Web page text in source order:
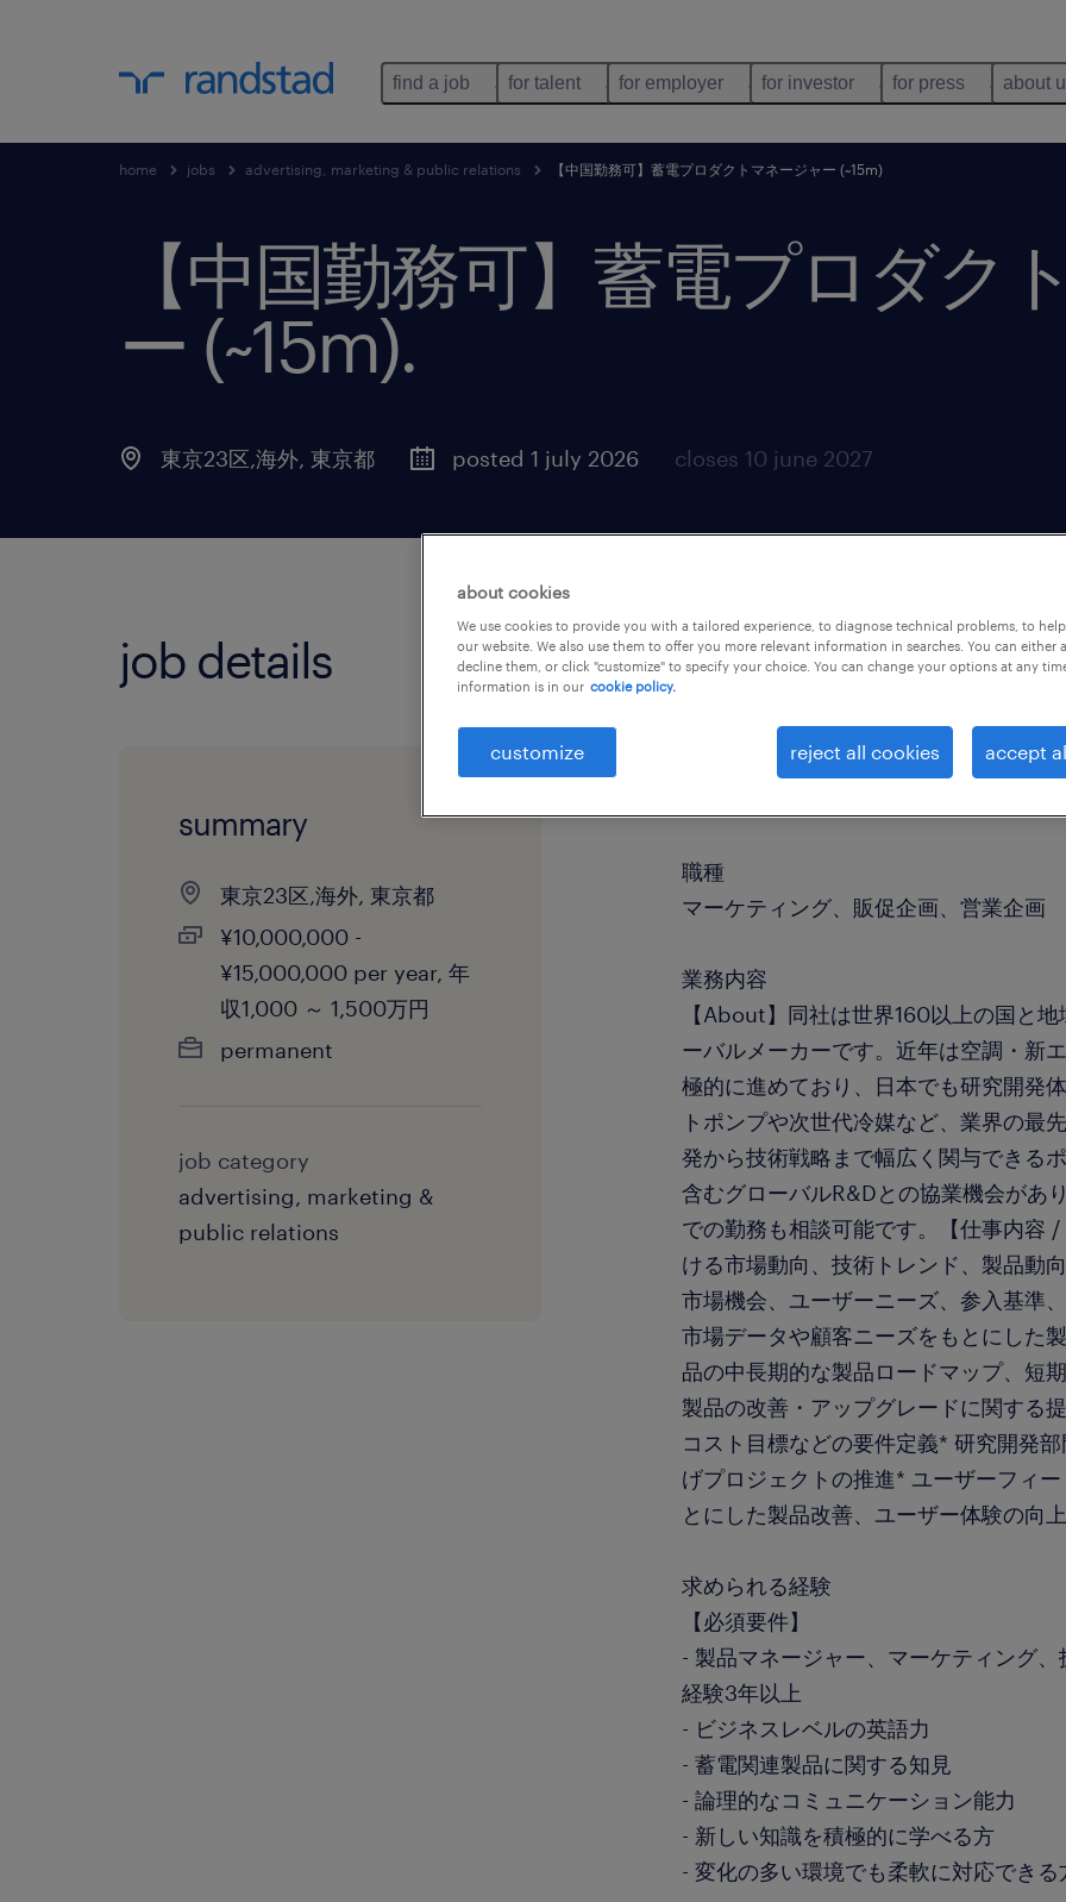
find a job for talent for employer for investor for press about
home jobs advertising, marketing & public relations 【中国勤務可】蓄電プロダクトマネージャー (~15m)
【中国勤務可】蓄電プロダク
ー (~15m).
東京23区,海外, 東京都 posted 1 july 2026 closes 10 june 2027
job details
summary
東京23区,海外, 東京都
¥10,000,000 -
¥15,000,000 per year, 年
収1,000 ～ 1,500万円
permanent
job category
advertising, marketing &
public relations
職種
マーケティング、販促企画、営業企画
業務内容
【About】同社は世界160以上の国と
ーバルメーカーです。近年は空調・新
極的に進めており、日本でも研究開発
トポンプや次世代冷媒など、業界の最
発から技術戦略まで幅広く関与できる
含むグローバルR&Dとの協業機会があ
での勤務も相談可能です。【仕事内容
ける市場動向、技術トレンド、製品動
市場機会、ユーザーニーズ、参入基準
市場データや顧客ニーズをもとにした
品の中長期的な製品ロードマップ、短
製品の改善・アップグレードに関する
コスト目標などの要件定義* 研究開発
げプロジェクトの推進* ユーザーフィ
とにした製品改善、ユーザー体験の向
求められる経験
【必須要件】
- 製品マネージャー、マーケティング
経験3年以上
- ビジネスレベルの英語力
- 蓄電関連製品に関する知見
- 論理的なコミュニケーション能力
- 新しい知識を積極的に学べる方
- 変化の多い環境でも柔軟に対応できる
about cookies
We use cookies to provide you with a tailored experience, to diagnose technical problems, to
our website. We also use them to offer you more relevant information in searches. You can either
decline them, or click "customize" to specify your choice. You can change your options at any
information is in our cookie policy.
customize reject all cookies accept